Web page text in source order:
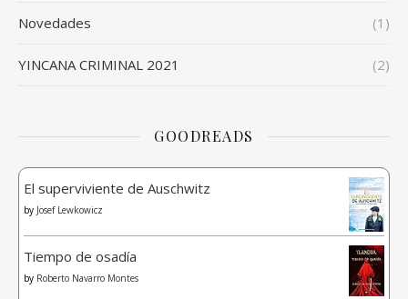
Novedades (1)
YINCANA CRIMINAL 2021 (2)
GOODREADS
El superviviente de Auschwitz
by Josef Lewkowicz
Tiempo de osadía
by Roberto Navarro Montes